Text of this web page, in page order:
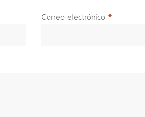
Correo electrónico *